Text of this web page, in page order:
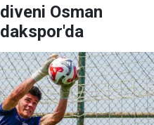
Osman